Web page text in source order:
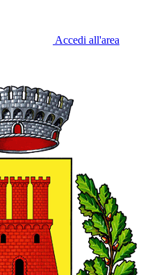
Accedi all'area